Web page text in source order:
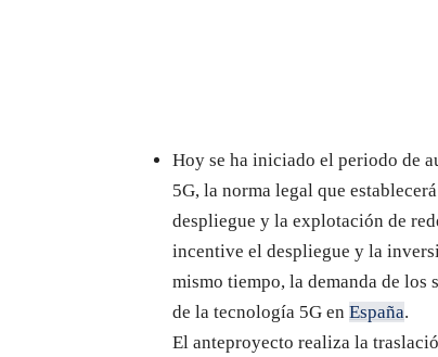
Hoy se ha iniciado el periodo de
5G, la norma legal que
despliegue y la explotación de
incentive el despliegue y la
mismo tiempo, la demanda de
de la tecnología 5G en España.
El anteproyecto realiza la